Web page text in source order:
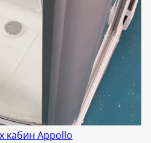
кабин Appollo